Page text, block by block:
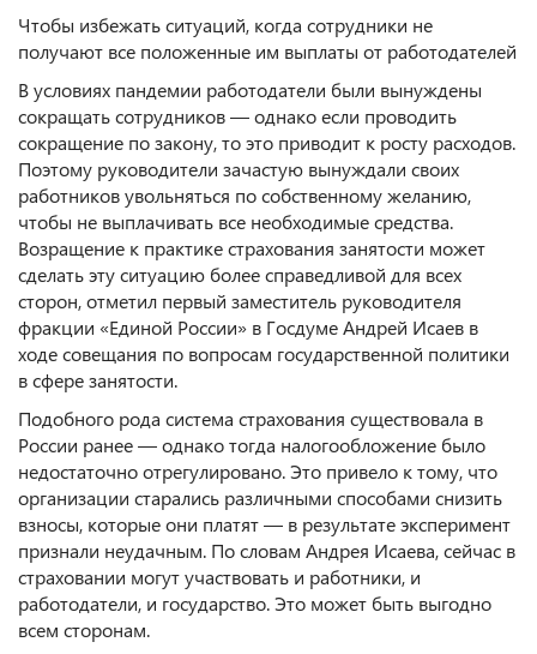
Чтобы избежать ситуаций, когда сотрудники не
получают все положенные им выплаты от работодателей
В условиях пандемии работодатели были вынуждены
сокращать сотрудников — однако если проводить
сокращение по закону, то это приводит к росту расходов.
Поэтому руководители зачастую вынуждали своих
работников увольняться по собственному желанию,
чтобы не выплачивать все необходимые средства.
Возращение к практике страхования занятости может
сделать эту ситуацию более справедливой для всех
сторон, отметил первый заместитель руководителя
фракции «Единой России» в Госдуме Андрей Исаев в
ходе совещания по вопросам государственной политики
в сфере занятости.
Подобного рода система страхования существовала в
России ранее — однако тогда налогообложение было
недостаточно отрегулировано. Это привело к тому, что
организации старались различными способами снизить
взносы, которые они платят — в результате эксперимент
признали неудачным. По словам Андрея Исаева, сейчас в
страховании могут участвовать и работники, и
работодатели, и государство. Это может быть выгодно
всем сторонам.